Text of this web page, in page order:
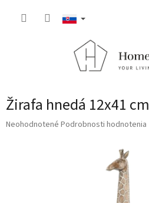
Žirafa hnedá 12x41 cm
Priemerné
Neohodnotené Podrobnosti hodnotenia